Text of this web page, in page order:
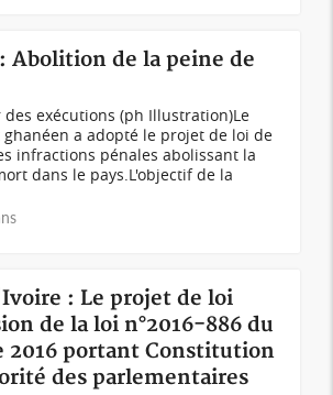
Abolition de la peine de
des exécutions (ph Illustration)Le
a adopté le projet de loi de
infractions pénales abolissant la
dans le pays.L'objectif de la
: Le projet de loi
de la loi n°2016-886 du
2016 portant Constitution
des parlementaires